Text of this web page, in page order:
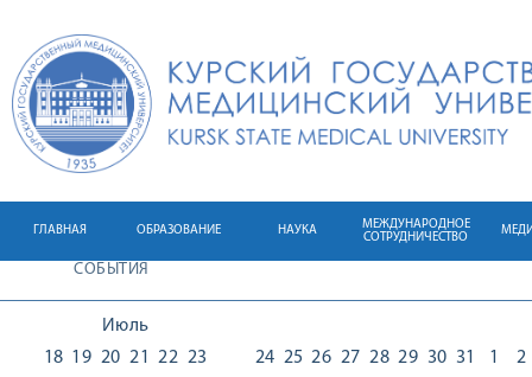
ГЛАВНАЯ ОБРАЗОВАНИЕ НАУКА
МЕЖДУНАРОДНОЕ
СОТРУДНИЧЕСТВО
СОБЫТИЯ
Июль
18 19 20 21
22 23
24 25 26 27 28 29 30 31
1
2